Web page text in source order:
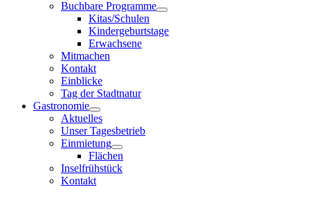
Buchbare Programme
Kitas/Schulen
Kindergeburtstage
Erwachsene
Mitmachen
Kontakt
Einblicke
Tag der Stadtnatur
Gastronomie
Aktuelles
Unser Tagesbetrieb
Einmietung
Flächen
Inselfrühstück
Kontakt